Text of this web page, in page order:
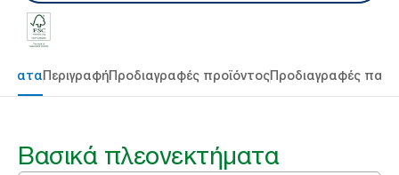
ΠεριγραφήΠροδιαγραφές προϊόντοςΠροδιαγραφές
Βασικά πλεονεκτήματα